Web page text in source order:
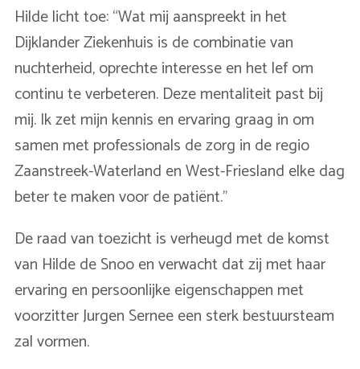
Hilde licht toe: “Wat mij aanspreekt in het
Dijklander Ziekenhuis is de combinatie van
nuchterheid, oprechte interesse en het lef om
continu te verbeteren. Deze mentaliteit past bij
mij. Ik zet mijn kennis en ervaring graag in om
samen met professionals de zorg in de regio
Zaanstreek-Waterland en West-Friesland elke dag
beter te maken voor de patiënt.’’
De raad van toezicht is verheugd met de komst
van Hilde de Snoo en verwacht dat zij met haar
ervaring en persoonlijke eigenschappen met
voorzitter Jurgen Sernee een sterk bestuursteam
zal vormen.